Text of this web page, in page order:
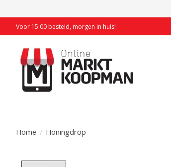
Voor 15:00 besteld, morgen in huis!
Home / Honingdrop